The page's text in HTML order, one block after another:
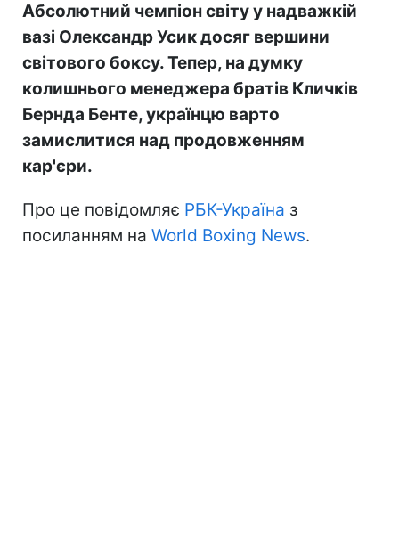
Абсолютний чемпіон світу у надважкій
вазі Олександр Усик досяг вершини
світового боксу. Тепер, на думку
колишнього менеджера братів Кличків
Бернда Бенте, українцю варто
замислитися над продовженням
кар'єри.
Про це повідомляє РБК-Україна з
посиланням на World Boxing News.